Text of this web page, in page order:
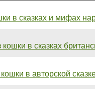
в сказках и мифах
в сказках
в авторской